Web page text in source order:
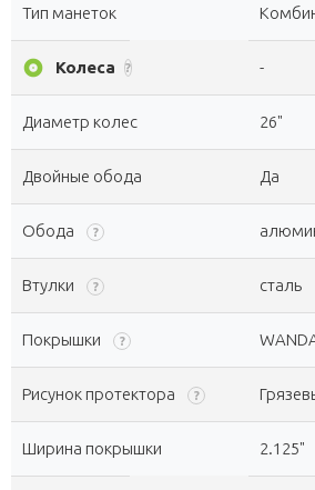
Тип манеток
album Колеса ? -
Диаметр колес 26"
Двойные обода Да
Обода ?
Втулки ? сталь
Покрышки ?
Рисунок протектора ?
Ширина покрышки 2.125"